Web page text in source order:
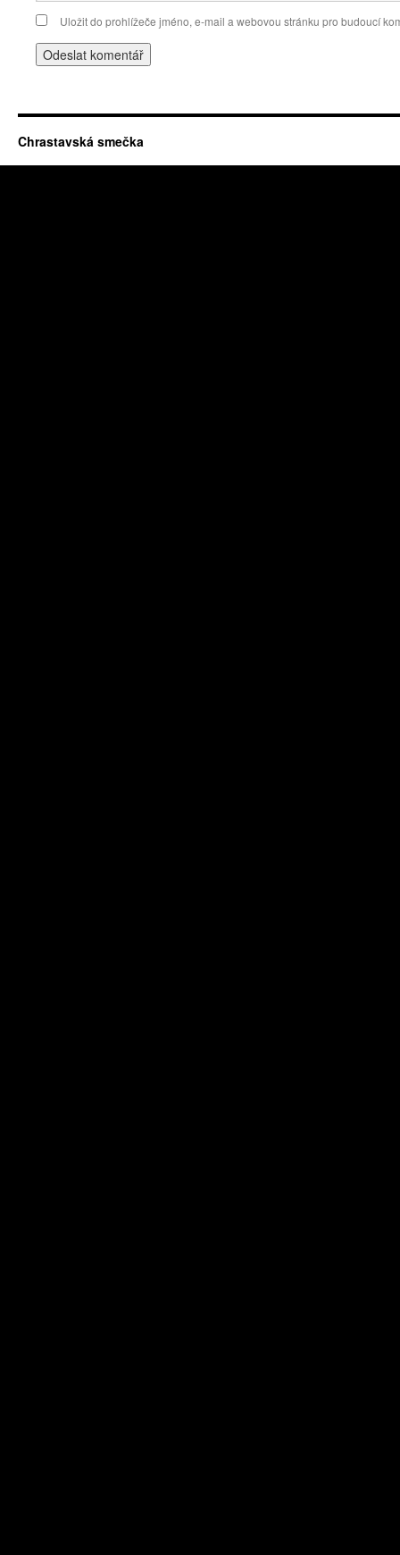
Uložit do prohlížeče jméno, e-mail a webovou stránku pro budoucí
Chrastavská smečka